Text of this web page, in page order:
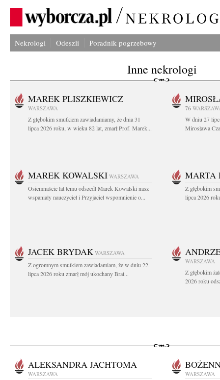
Nekrologi Odeszli Poradnik pogrzebowy
Inne nekrologi
MAREK PLISZKIEWICZ
WARSZAWA
Z głębokim smutkiem zawiadamiamy, że dnia 31
lipca 2026 roku, w wieku 82 lat, zmarł Prof. Marek...
76
W dniu 27
Mirosława
MAREK KOWALSKI WARSZAWA
Osiemnaście lat temu odszedł Marek Kowalski nasz
wspaniały nauczyciel i Przyjaciel wspomnienie o...
MARTA
Z głębokim
lipca 2026
JACEK BRYDAK WARSZAWA
Z ogromnym smutkiem zawiadamiam, że w dniu 22
lipca 2026 roku zmarł mój ukochany Brat...
WARSZAWA
Z głębokim
2026 roku
ALEKSANDRA JACHTOMA
WARSZAWA WARSZAWA